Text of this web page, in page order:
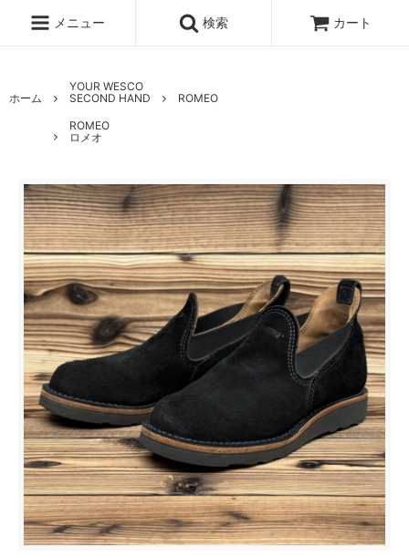
メニュー 検索 カート
ホーム
YOUR WESCO
SECOND HAND
ROMEO
ROMEO
ロメオ